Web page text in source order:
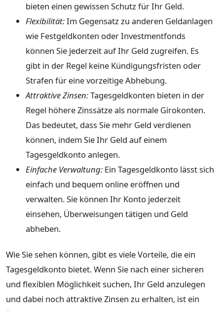
bieten einen gewissen Schutz für Ihr Geld.
Flexibilität:Im Gegensatz zu anderen Geldanlagen
wie Festgeldkonten oder Investmentfonds
können Sie jederzeit auf Ihr Geld zugreifen. Es
gibt in der Regel keine Kündigungsfristen oder
Strafen für eine vorzeitige Abhebung.
Attraktive Zinsen:Tagesgeldkonten bieten in der
Regel höhere Zinssätze als normale Girokonten.
Das bedeutet, dass Sie mehr Geld verdienen
können, indem Sie Ihr Geld auf einem
Tagesgeldkonto anlegen.
Einfache Verwaltung: Ein Tagesgeldkonto lässt sich
einfach und bequem online eröffnen und
verwalten. Sie können Ihr Konto jederzeit
einsehen, Überweisungen tätigen und Geld
abheben.
Wie Sie sehen können, gibt es viele Vorteile, die ein
Tagesgeldkonto bietet. Wenn Sie nach einer sicheren
und flexiblen Möglichkeit suchen, Ihr Geld anzulegen
und dabei noch attraktive Zinsen zu erhalten, ist ein